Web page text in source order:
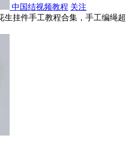
中国结视频教程 关注
生挂件手工教程合集，手工编绳超